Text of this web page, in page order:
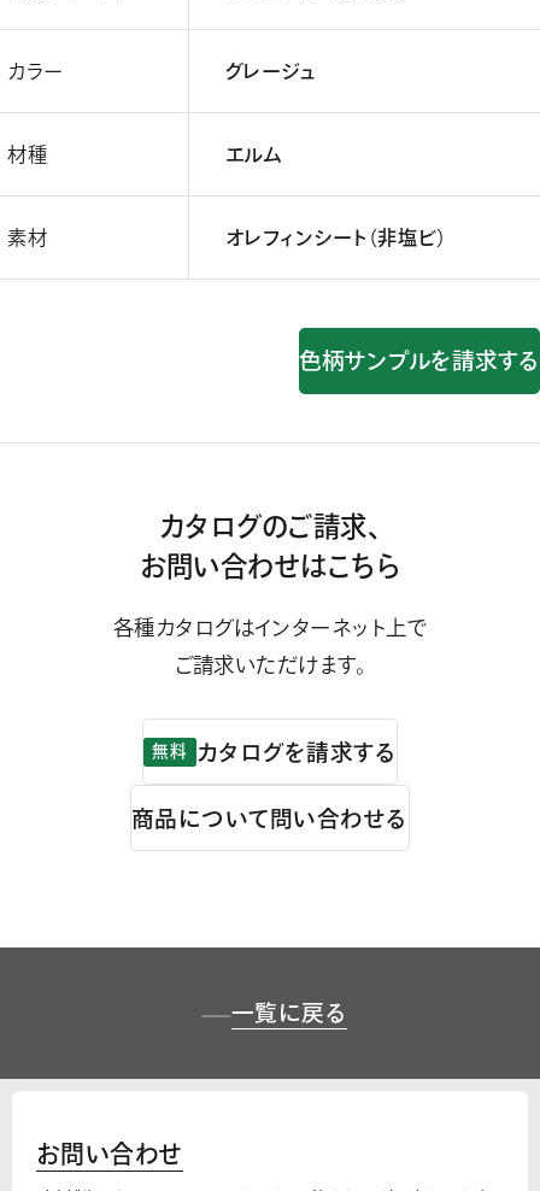
カラー グレージュ
材種 エルム
素材 オレフィンシート（非塩ビ）
色柄サンプルを請求する
カタログのご請求、
お問い合わせはこちら
各種カタログはインターネット上で
ご請求いただけます。
無料 カタログを請求する
商品について問い合わせる
一覧に戻る
お問い合わせ